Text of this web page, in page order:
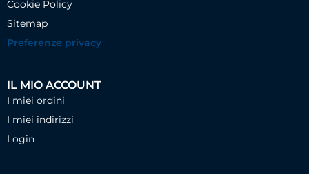
Cookie Policy
Sitemap
Preferenze privacy
IL MIO ACCOUNT
I miei ordini
I miei indirizzi
Login